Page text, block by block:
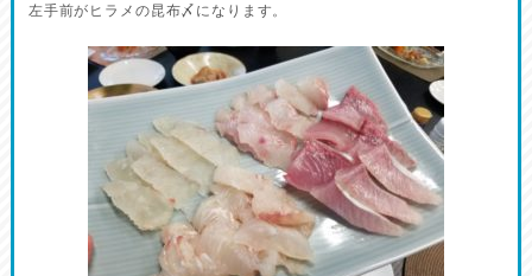
左手前がヒラメの昆布〆になります。